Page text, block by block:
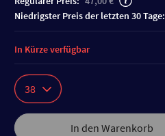
niedrigster Preis der letzten 30 Tage:
38
In den Warenkorb
In Kürze verfügbar